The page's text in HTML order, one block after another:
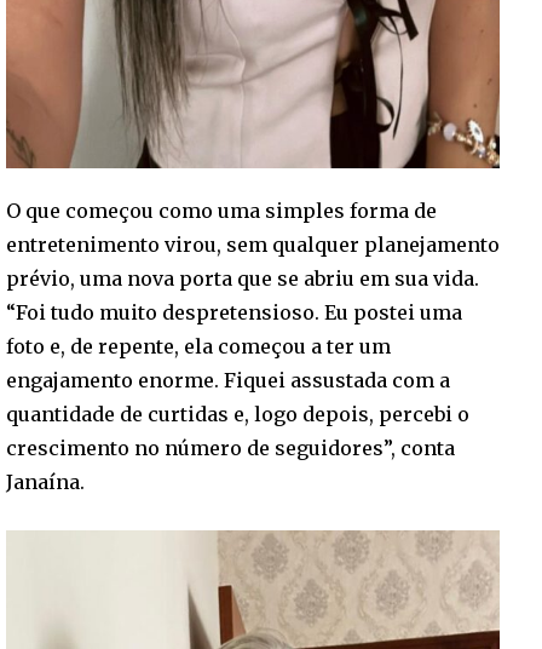
O que começou como uma simples forma de
entretenimento virou, sem qualquer planejamento
prévio, uma nova porta que se abriu em sua vida.
“Foi tudo muito despretensioso. Eu postei uma
foto e, de repente, ela começou a ter um
engajamento enorme. Fiquei assustada com a
quantidade de curtidas e, logo depois, percebi o
crescimento no número de seguidores”, conta
Janaína.